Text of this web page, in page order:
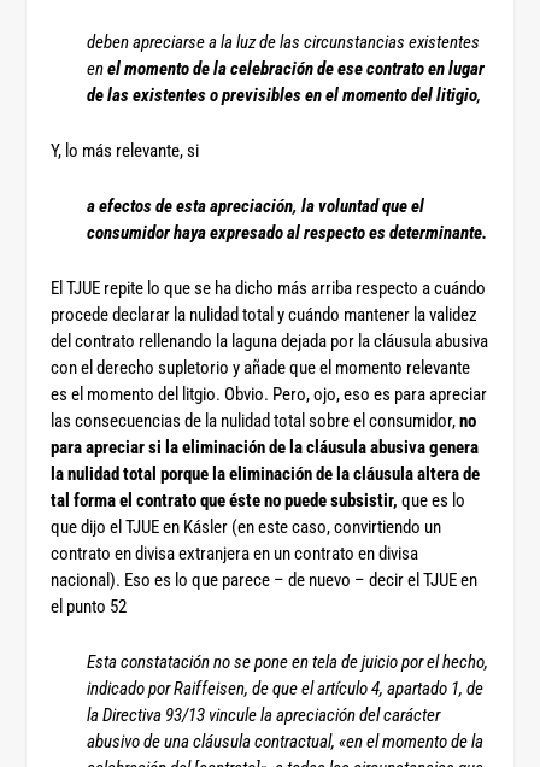
deben apreciarse a la luz de las circunstancias existentes
enel momento de la celebración de ese contrato en lugar
de las existentes o previsibles en el momento del litigio,
Y, lo más relevante, si
a efectos de esta apreciación, la voluntad que el
consumidor haya expresado al respecto es determinante.
El TJUE repite lo que se ha dicho más arriba respecto a cuándo
procede declarar la nulidad total y cuándo mantener la validez
del contrato rellenando la laguna dejada por la cláusula abusiva
con el derecho supletorio y añade que el momento relevante
es el momento del litgio. Obvio. Pero, ojo, eso es para apreciar
las consecuencias de la nulidad total sobre el consumidor,no
para apreciar si la eliminación de la cláusula abusiva genera
la nulidad total porque la eliminación de la cláusula altera de
tal forma el contrato que éste no puede subsistir, que es lo
que dijo el TJUE en Kásler (en este caso, convirtiendo un
contrato en divisa extranjera en un contrato en divisa
nacional). Eso es lo que parece – de nuevo – decir el TJUE en
el punto 52
Esta constatación no se pone en tela de juicio por el hecho,
indicado por Raiffeisen, de que el artículo 4, apartado 1, de
la Directiva 93/13 vincule la apreciación del carácter
abusivo de una cláusula contractual, «en el momento de la